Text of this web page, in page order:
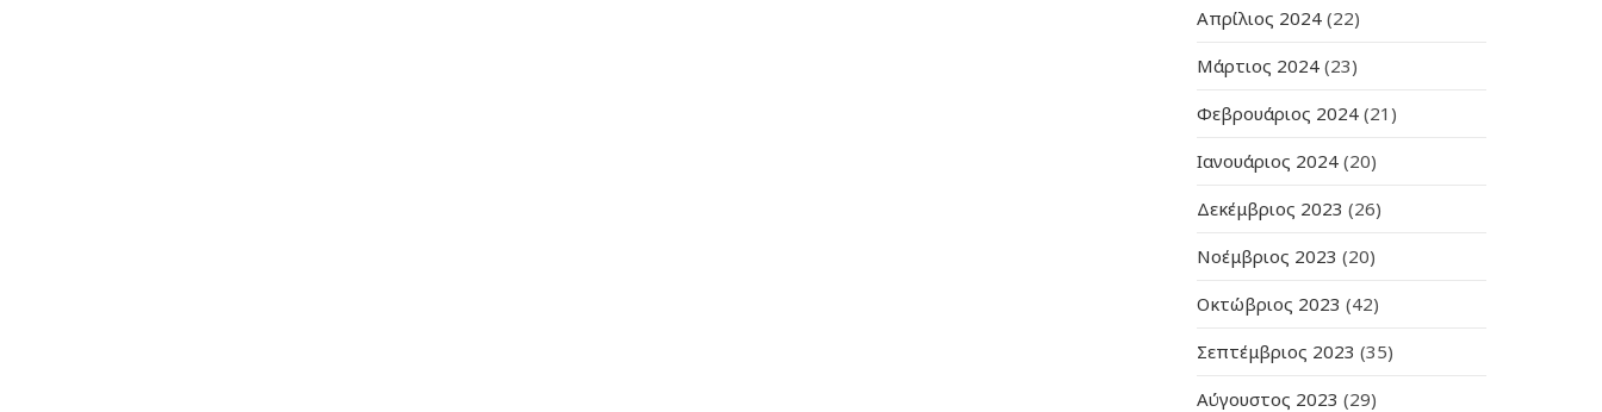
Απρίλιος 2024 (22)
Μάρτιος 2024 (23)
Φεβρουάριος 2024 (21)
Ιανουάριος 2024 (20)
Δεκέμβριος 2023 (26)
Νοέμβριος 2023 (20)
Οκτώβριος 2023 (42)
Σεπτέμβριος 2023 (35)
Αύγουστος 2023 (29)